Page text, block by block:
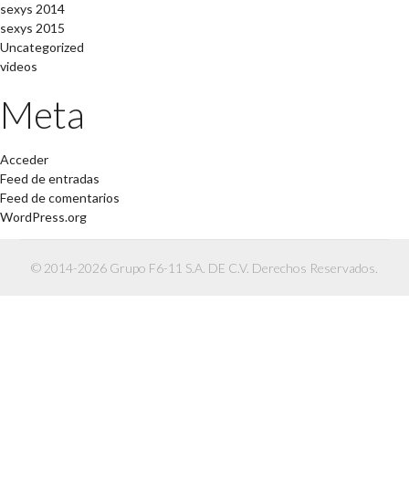
sexys 2014
sexys 2015
Uncategorized
videos
Meta
Acceder
Feed de entradas
Feed de comentarios
WordPress.org
© 2014-2026 Grupo F6-11 S.A. DE C.V. Derechos Reservados.